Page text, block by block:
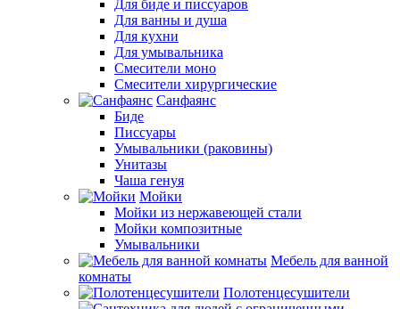
Для биде и писсуаров
Для ванны и душа
Для кухни
Для умывальника
Смесители моно
Смесители хирургические
Санфаянс
Биде
Писсуары
Умывальники (раковины)
Унитазы
Чаша генуя
Мойки
Мойки из нержавеющей стали
Мойки композитные
Умывальники
Мебель для ванной
комнаты
Полотенцесушители